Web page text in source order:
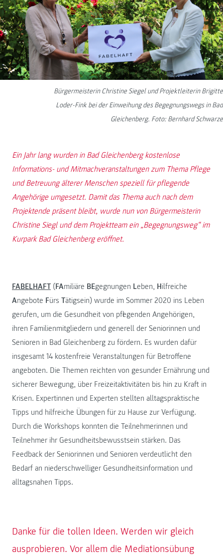
Bürgermeisterin Christine Siegel und Projektleiterin Brigitte
Loder-Fink bei der Einweihung des Begegnungswegs in Bad
Gleichenberg. Foto: Bernhard Schwarze
Ein Jahr lang wurden in Bad Gleichenberg kostenlose
Informations- und Mitmachveranstaltungen zum Thema Pflege
und Betreuung älterer Menschen speziell für pflegende
Angehörige umgesetzt. Damit das Thema auch nach dem
Projektende präsent bleibt, wurde nun von Bürgermeisterin
Christine Siegl und dem Projektteam ein „Begegnungsweg“ im
Kurpark Bad Gleichenberg eröffnet.
FABELHAFT (FAmiliäre BEgegnungen Leben, Hilfreiche
Angebote Fürs Tätigsein) wurde im Sommer 2020 ins Leben
gerufen, um die Gesundheit von pflegenden Angehörigen,
ihren Familienmitgliedern und generell der Seniorinnen und
Senioren in Bad Gleichenberg zu fördern. Es wurden dafür
insgesamt 14 kostenfreie Veranstaltungen für Betroffene
angeboten. Die Themen reichten von gesunder Ernährung und
sicherer Bewegung, über Freizeitaktivitäten bis hin zu Kraft in
Krisen. Expertinnen und Experten stellten alltagspraktische
Tipps und hilfreiche Übungen für zu Hause zur Verfügung.
Durch die Workshops konnten die Teilnehmerinnen und
Teilnehmer ihr Gesundheitsbewusstsein stärken. Das
Feedback der Seniorinnen und Senioren verdeutlicht den
Bedarf an niederschwelliger Gesundheitsinformation und
alltagsnahen Tipps.
Danke für die tollen Ideen. Werden wir gleich
ausprobieren. Vor allem die Mediationsübung